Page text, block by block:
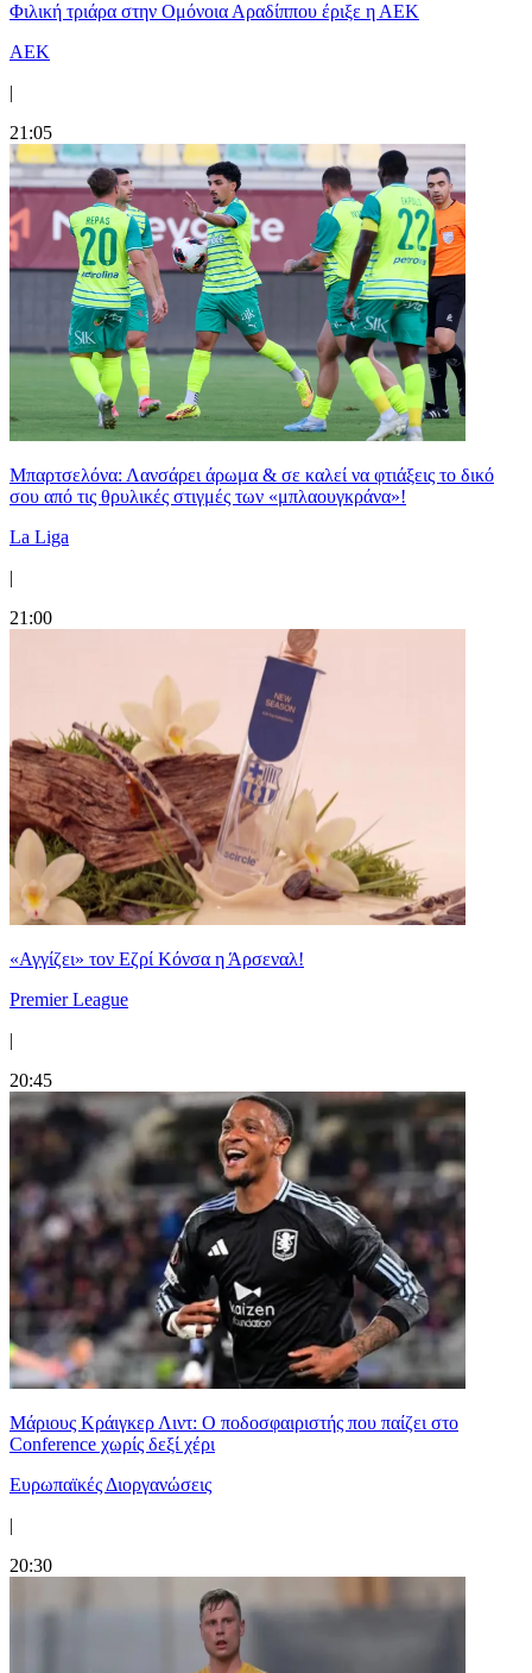
Φιλική τριάρα στην Ομόνοια Αραδίππου έριξε η ΑΕΚ
ΑΕΚ
|
21:05
Μπαρτσελόνα: Λανσάρει άρωμα & σε καλεί να φτιάξεις το δικό
σου από τις θρυλικές στιγμές των «μπλαουγκράνα»!
La Liga
|
21:00
«Αγγίζει» τον Εζρί Κόνσα η Άρσεναλ!
Premier League
|
20:45
Μάριους Κράιγκερ Λιντ: Ο ποδοσφαιριστής που παίζει στο
Conference χωρίς δεξί χέρι
Ευρωπαϊκές Διοργανώσεις
|
20:30